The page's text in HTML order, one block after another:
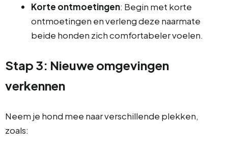
Korte ontmoetingen: Begin met korte
ontmoetingen en verleng deze naarmate
beide honden zich comfortabeler voelen.
Stap 3: Nieuwe omgevingen
verkennen
Neem je hond mee naar verschillende plekken,
zoals: